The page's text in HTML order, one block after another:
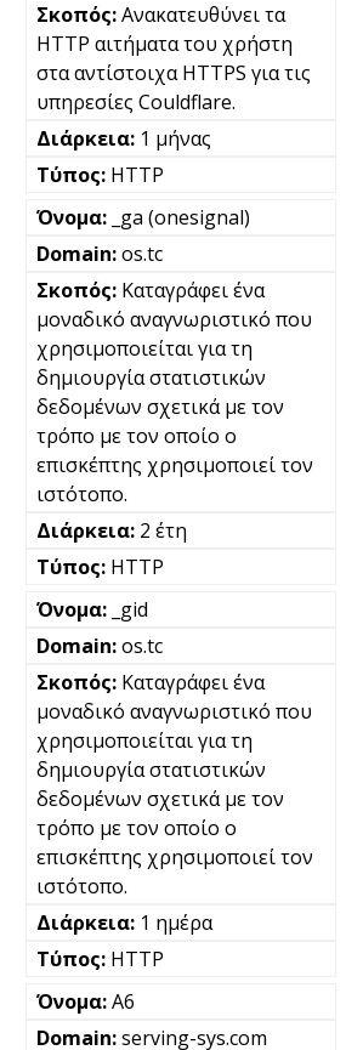
Ανακατευθύνει τα
HTTP αιτήματα του χρήστη
στα αντίστοιχα HTTPS για τις
υπηρεσίες Couldflare.
1 μήνας
HTTP
_ga (onesignal)
os.tc
Καταγράφει ένα
μοναδικό αναγνωριστικό που
χρησιμοποιείται για τη
δημιουργία στατιστικών
δεδομένων σχετικά με τον
τρόπο με τον οποίο ο
επισκέπτης χρησιμοποιεί τον
ιστότοπο.
2 έτη
HTTP
_gid
os.tc
Καταγράφει ένα
μοναδικό αναγνωριστικό που
χρησιμοποιείται για τη
δημιουργία στατιστικών
δεδομένων σχετικά με τον
τρόπο με τον οποίο ο
επισκέπτης χρησιμοποιεί τον
ιστότοπο.
1 ημέρα
HTTP
A6
serving-sys.com